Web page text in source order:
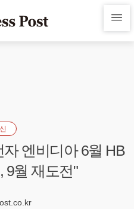
엔비디아 6월 HB
9월 재도전"